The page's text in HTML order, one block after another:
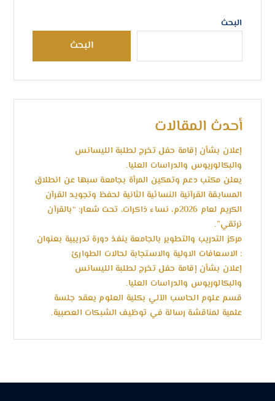
البحث
البحث
أحدث المقالات
إعلان بشأن إقامة حفل تخرج لطلبة الليسانس
والبكالوريوس والدراسات العليا.
يعلن مكتب دعم وتمكين المرأة بجامعة سبها عن انطلاق
المسابقة القرآنية النسائية الثانية لحفظ وتجويد القرآن
الكريم لعام 2026م، نساء ذاكرات، تحت شعار: “بالقرآن
نرتقي”.
مركز التدريب والتطوير بالجامعة ينفذ دورة تدريبية بعنوان
: الاسعافات الاولية والاستجابة لحالات الطوارئ
إعلان بشأن إقامة حفل تخرج لطلبة الليسانس
والبكالوريوس والدراسات العليا.
قسم علوم الحاسب الآلي بكلية العلوم يعقد جلسة
علمية لمناقشة رسالة في توظيف الشبكات العصبية.